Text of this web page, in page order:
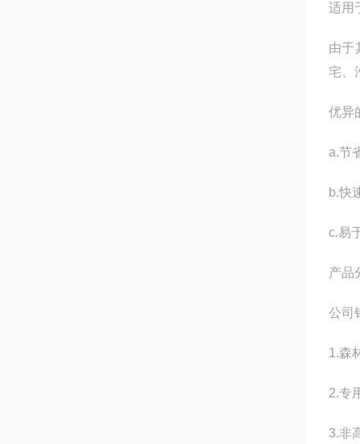
适用
由于
宅、
优异
a.节
b.快
c.易
产品
公司
1.森
2.专
3.非